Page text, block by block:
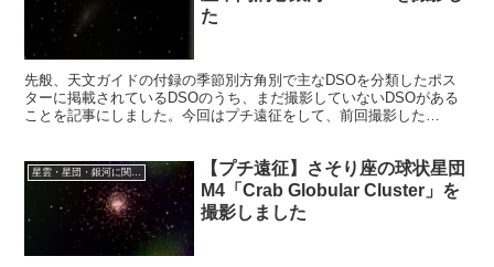
た
先般、天文ガイドの付録の季節別方角別で主なDSOを分類したポス
ターに掲載されているDSOのうち、まだ撮影していないDSOがある
ことを記事にしました。今回はプチ遠征をして、前回撮影した
【プチ遠征】さそり座の球状星団
M4「Crab Globular Cluster」を
撮影しました